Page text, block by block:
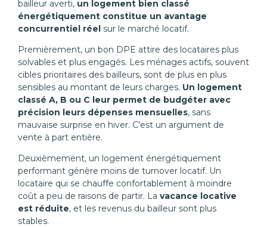
bailleur averti, un logement bien classé
énergétiquement constitue un avantage
concurrentiel réel sur le marché locatif.
Premièrement, un bon DPE attire des locataires plus
solvables et plus engagés. Les ménages actifs, souvent
cibles prioritaires des bailleurs, sont de plus en plus
sensibles au montant de leurs charges. Un logement
classé A, B ou C leur permet de budgéter avec
précision leurs dépenses mensuelles, sans
mauvaise surprise en hiver. C’est un argument de
vente à part entière.
Deuxièmement, un logement énergétiquement
performant génère moins de turnover locatif. Un
locataire qui se chauffe confortablement à moindre
coût a peu de raisons de partir. La vacance locative
est réduite, et les revenus du bailleur sont plus
stables.